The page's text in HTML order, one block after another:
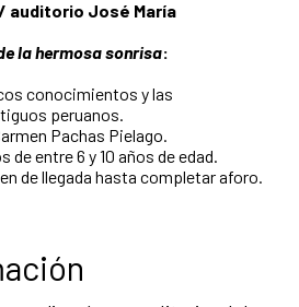
auditorio José María
la hermosa sonrisa:
conocimientos y las
peruanos.
Pachas Pielago.
de entre 6 y 10 años de edad.
de llegada hasta completar aforo.